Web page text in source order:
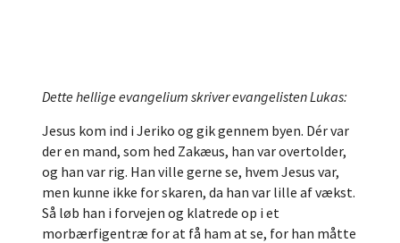
Dette hellige evangelium skriver evangelisten Lukas:
Jesus kom ind i Jeriko og gik gennem byen. Dér var
der en mand, som hed Zakæus, han var overtolder,
og han var rig. Han ville gerne se, hvem Jesus var,
men kunne ikke for skaren, da han var lille af vækst.
Så løb han i forvejen og klatrede op i et
morbærfigentræ for at få ham at se, for han måtte